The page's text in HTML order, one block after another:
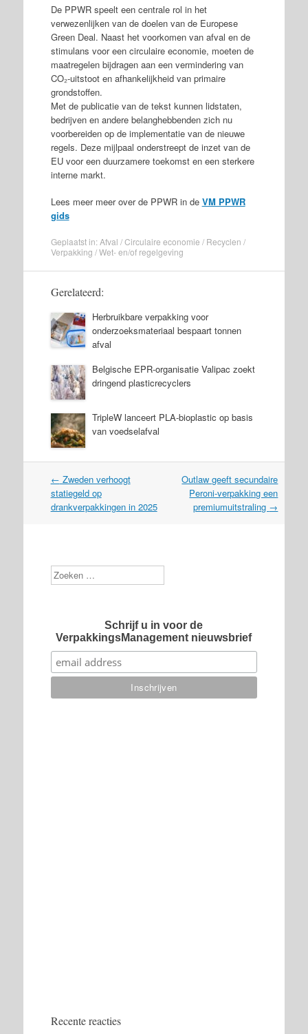
De PPWR speelt een centrale rol in het
verwezenlijken van de doelen van de Europese
Green Deal. Naast het voorkomen van afval en de
stimulans voor een circulaire economie, moeten de
maatregelen bijdragen aan een vermindering van
CO₂-uitstoot en afhankelijkheid van primaire
grondstoffen.
Met de publicatie van de tekst kunnen lidstaten,
bedrijven en andere belanghebbenden zich nu
voorbereiden op de implementatie van de nieuwe
regels. Deze mijlpaal onderstreept de inzet van de
EU voor een duurzamere toekomst en een sterkere
interne markt.
Lees meer meer over de PPWR in de VM PPWR
gids
Geplaatst in:Afval /Circulaire economie / Recyclen /
Verpakking /Wet- en/of regelgeving
Gerelateerd:
Herbruikbare verpakking voor
onderzoeksmateriaal bespaart tonnen
afval
Belgische EPR-organisatie Valipac zoekt
dringend plasticrecyclers
TripleW lanceert PLA-bioplastic op basis
van voedselafval
Post
navigation
← Zweden verhoogt
statiegeld op
drankverpakkingen in 2025
Outlaw geeft secundaire
Peroni-verpakking een
premiumuitstraling →
Zoek
Schrijf u in voor de
VerpakkingsManagement nieuwsbrief
Recente reacties